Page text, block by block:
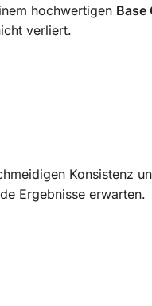
hochwertigen Base
verliert.
Konsistenz
Ergebnisse erwarten.